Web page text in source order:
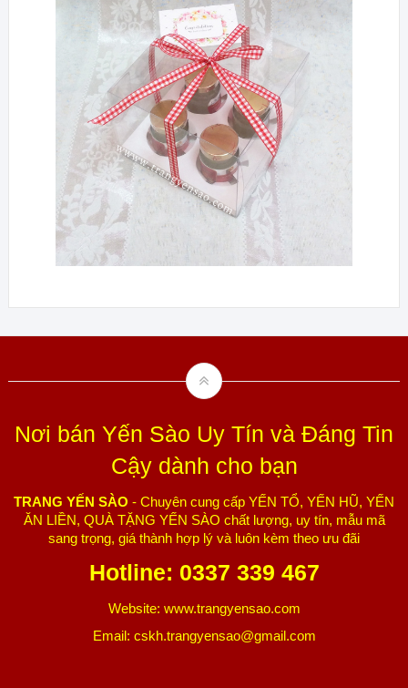
Nơi bán Yến Sào Uy Tín và Đáng Tin
Cậy dành cho bạn
TRANG YẾN SÀO - Chuyên cung cấp YẾN TỔ, YẾN HŨ, YẾN
ĂN LIỀN, QUÀ TẶNG YẾN SÀO chất lượng, uy tín, mẫu mã
sang trọng, giá thành hợp lý và luôn kèm theo ưu đãi
Hotline: 0337 339 467
Website: www.trangyensao.com
Email: cskh.trangyensao@gmail.com